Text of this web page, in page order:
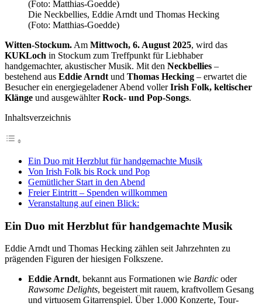
Die Neckbellies, Eddie Arndt und Thomas Hecking
(Foto: Matthias-Goedde)
Witten-Stockum. Am Mittwoch, 6. August 2025, wird das
KUKLoch in Stockum zum Treffpunkt für Liebhaber
handgemachter, akustischer Musik. Mit den Neckbellies –
bestehend aus Eddie Arndt und Thomas Hecking – erwartet die
Besucher ein energiegeladener Abend vollerIrish Folk, keltischer
Klänge und ausgewählterRock- und Pop-Songs.
Inhaltsverzeichnis
Ein Duo mit Herzblut für handgemachte Musik
Von Irish Folk bis Rock und Pop
Gemütlicher Start in den Abend
Freier Eintritt – Spenden willkommen
Veranstaltung auf einen Blick:
Ein Duo mit Herzblut für handgemachte Musik
Eddie Arndt und Thomas Hecking zählen seit Jahrzehnten zu
prägenden Figuren der hiesigen Folkszene.
Eddie Arndt, bekannt aus Formationen wie Bardic oder
Rawsome Delights, begeistert mit rauem, kraftvollem Gesang
und virtuosem Gitarrenspiel. Über 1.000 Konzerte, Tour-